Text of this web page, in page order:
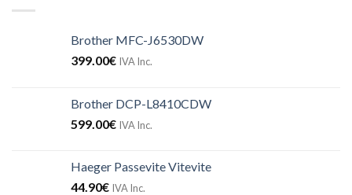
Brother MFC-J6530DW
399.00€ IVA Inc.
Brother DCP-L8410CDW
599.00€ IVA Inc.
Haeger Passevite Vitevite
44.90€ IVA Inc.